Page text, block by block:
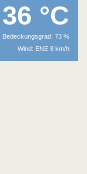
36 °C
Bedeckungsgrad: 73 %
Wind: ENE 8 km/h